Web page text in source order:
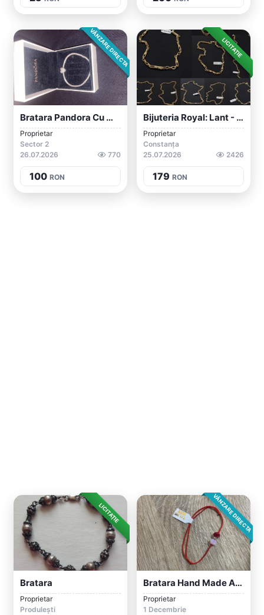
VÂNZARE DIRECTA
Bratara Pandora Cu Minnie
Proprietar
Sector 2
26.07.2026
770
100 RON
LICITAȚIE
Bijuteria Royal: Lant - Bratara - Inel -...
Proprietar
Constanța
25.07.2026
2426
179 RON
LICITAȚIE
Bratara
Proprietar
Produlești
VÂNZARE DIRECTA
Bratara Hand Made Aur 14K
Proprietar
1 Decembrie